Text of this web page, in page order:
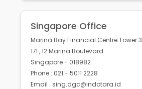
Singapore Office
Marina Bay Financial Centre Tower 3
17F, 12 Marina Boulevard
Singapore - 018982
Phone : 021 - 5011 2228
Email : sing.dgc@indotara.id